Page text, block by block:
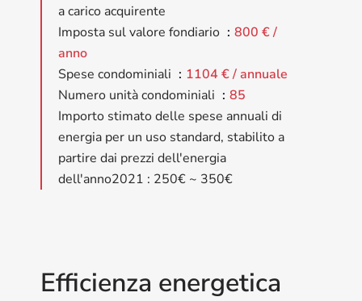
a carico acquirente
Imposta sul valore fondiario
800 € /
anno
Spese condominiali
1104 € / annuale
Numero unità condominiali
85
Importo stimato delle spese annuali di
energia per un uso standard, stabilito a
partire dai prezzi dell'energia
dell'anno2021 : 250€ ~ 350€
Efficienza energetica